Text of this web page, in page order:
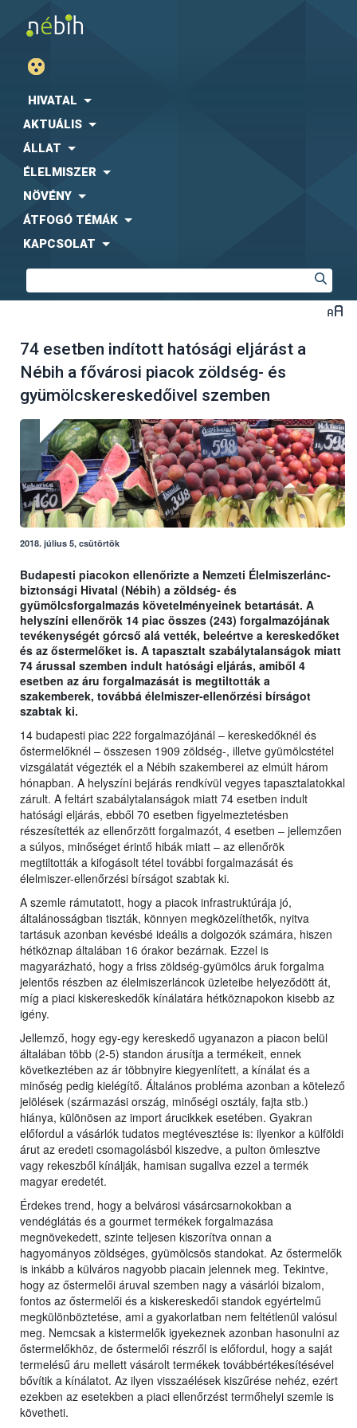
HIVATAL
AKTUÁLIS
ÁLLAT
ÉLELMISZER
NÖVÉNY
ÁTFOGÓ TÉMÁK
KAPCSOLAT
74 esetben indított hatósági eljárást a
Nébih a fővárosi piacok zöldség- és
gyümölcskereskedőivel szemben
2018. július 5, csütörtök
Budapesti piacokon ellenőrizte a Nemzeti Élelmiszerlánc-
biztonsági Hivatal (Nébih) a zöldség- és
gyümölcsforgalmazás követelményeinek betartását. A
helyszíni ellenőrök 14 piac összes (243) forgalmazójának
tevékenységét górcső alá vették, beleértve a kereskedőket
és az őstermelőket is. A tapasztalt szabálytalanságok miatt
74 árussal szemben indult hatósági eljárás, amiből 4
esetben az áru forgalmazását is megtiltották a
szakemberek, továbbá élelmiszer-ellenőrzési bírságot
szabtak ki.
14 budapesti piac 222 forgalmazójánál – kereskedőknél és
őstermelőknél – összesen 1909 zöldség-, illetve gyümölcstétel
vizsgálatát végezték el a Nébih szakemberei az elmúlt három
hónapban. A helyszíni bejárás rendkívül vegyes tapasztalatokkal
zárult. A feltárt szabálytalanságok miatt 74 esetben indult
hatósági eljárás, ebből 70 esetben figyelmeztetésben
részesítették az ellenőrzött forgalmazót, 4 esetben – jellemzően
a súlyos, minőséget érintő hibák miatt – az ellenőrök
megtiltották a kifogásolt tétel további forgalmazását és
élelmiszer-ellenőrzési bírságot szabtak ki.
A szemle rámutatott, hogy a piacok infrastruktúrája jó,
általánosságban tiszták, könnyen megközelíthetők, nyitva
tartásuk azonban kevésbé ideális a dolgozók számára, hiszen
hétköznap általában 16 órakor bezárnak. Ezzel is
magyarázható, hogy a friss zöldség-gyümölcs áruk forgalma
jelentős részben az élelmiszerláncok üzleteibe helyeződött át,
míg a piaci kiskereskedők kínálatára hétköznapokon kisebb az
igény.
Jellemző, hogy egy-egy kereskedő ugyanazon a piacon belül
általában több (2-5) standon árusítja a termékeit, ennek
következtében az ár többnyire kiegyenlített, a kínálat és a
minőség pedig kielégítő. Általános probléma azonban a kötelező
jelölések (származási ország, minőségi osztály, fajta stb.)
hiánya, különösen az import árucikkek esetében. Gyakran
előfordul a vásárlók tudatos megtévesztése is: ilyenkor a külföldi
árut az eredeti csomagolásból kiszedve, a pulton ömlesztve
vagy rekeszből kínálják, hamisan sugallva ezzel a termék
magyar eredetét.
Érdekes trend, hogy a belvárosi vásárcsarnokokban a
vendéglátás és a gourmet termékek forgalmazása
megnövekedett, szinte teljesen kiszorítva onnan a
hagyományos zöldséges, gyümölcsös standokat. Az őstermelők
is inkább a külváros nagyobb piacain jelennek meg. Tekintve,
hogy az őstermelői áruval szemben nagy a vásárlói bizalom,
fontos az őstermelői és a kiskereskedői standok egyértelmű
megkülönböztetése, ami a gyakorlatban nem feltétlenül valósul
meg. Nemcsak a kistermelők igyekeznek azonban hasonulni az
őstermelőkhöz, de őstermelői részről is előfordul, hogy a saját
termelésű áru mellett vásárolt termékek továbbértékesítésével
bővítik a kínálatot. Az ilyen visszaélések kiszűrése nehéz, ezért
ezekben az esetekben a piaci ellenőrzést termőhelyi szemle is
követheti.